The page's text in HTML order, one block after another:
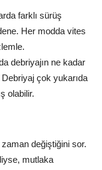
farklı sürüş
Her modda vites
debriyajın ne kadar
Debriyaj çok yukarıda
olabilir.
zaman değiştiğini sor.
mutlaka